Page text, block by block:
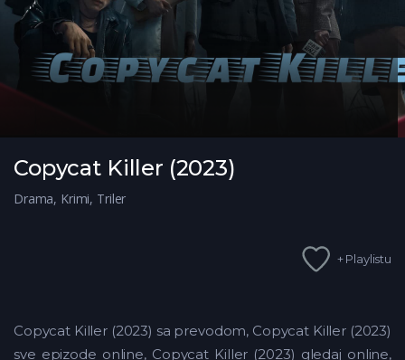
Copycat Killer (2023)
Drama, Krimi, Triler
+ Playlistu
Copycat Killer (2023) sa prevodom, Copycat Killer (2023)
sve epizode online, Copycat Killer (2023) gledaj online,